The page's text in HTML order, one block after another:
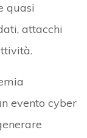
quasi
attacchi
evento cyber